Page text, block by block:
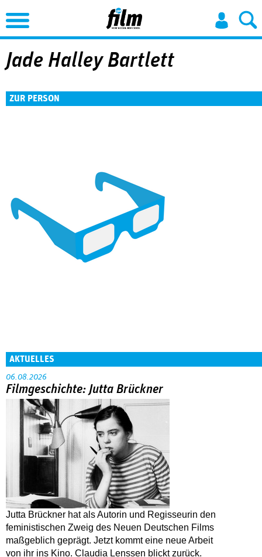
Jump to Navigation
Jade Halley Bartlett
ZUR PERSON
AKTUELLES
06.08.2026
Filmgeschichte: Jutta Brückner
Jutta Brückner hat als Autorin und Regisseurin den
feministischen Zweig des Neuen Deutschen Films
maßgeblich geprägt. Jetzt kommt eine neue Arbeit
von ihr ins Kino. Claudia Lenssen blickt zurück.